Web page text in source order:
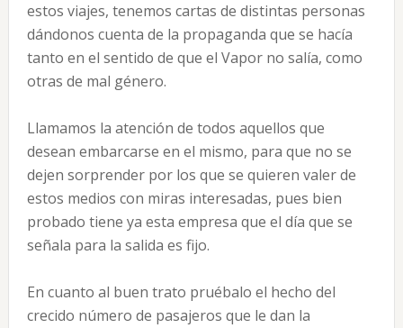
estos viajes, tenemos cartas de distintas personas
dándonos cuenta de la propaganda que se hacía
tanto en el sentido de que el Vapor no salía, como
otras de mal género.
Llamamos la atención de todos aquellos que
desean embarcarse en el mismo, para que no se
dejen sorprender por los que se quieren valer de
estos medios con miras interesadas, pues bien
probado tiene ya esta empresa que el día que se
señala para la salida es fijo.
En cuanto al buen trato pruébalo el hecho del
crecido número de pasajeros que le dan la